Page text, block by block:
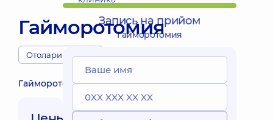
Гайморотомия
Отоларингологи
Гайморотомия
Запись на прийом
Гайморотомия